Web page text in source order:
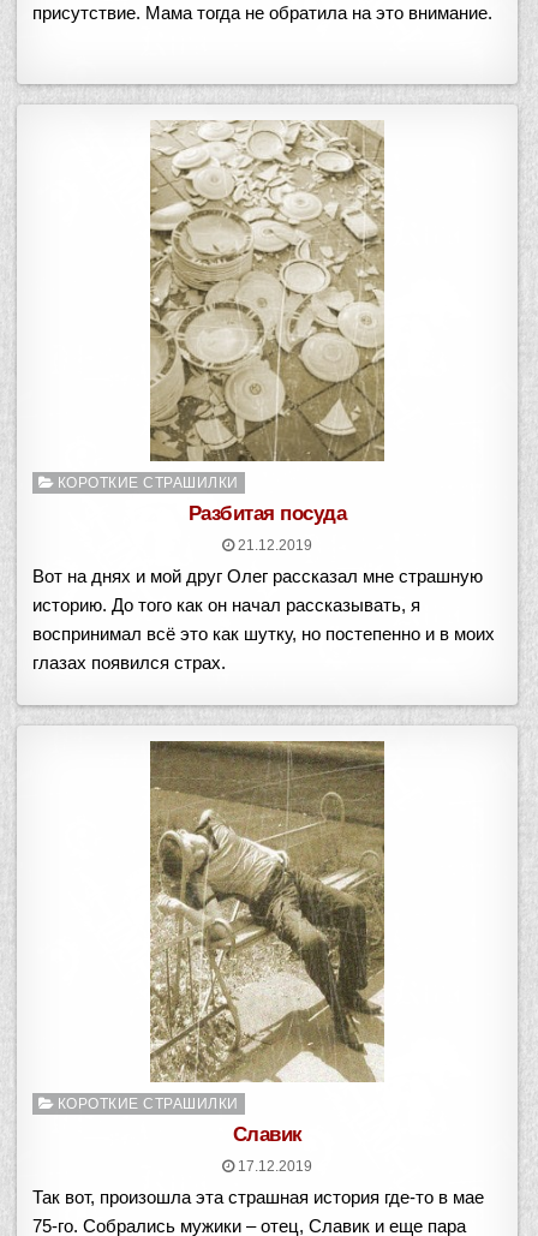
присутствие. Мама тогда не обратила на это внимание.
Опубликовано
КОРОТКИЕ СТРАШИЛКИ
Разбитая посуда
21.12.2019
Вот на днях и мой друг Олег рассказал мне страшную
историю. До того как он начал рассказывать, я
воспринимал всё это как шутку, но постепенно и в моих
глазах появился страх.
Опубликовано
КОРОТКИЕ СТРАШИЛКИ
Славик
17.12.2019
Так вот, произошла эта страшная история где-то в мае
75-го. Собрались мужики – отец, Славик и еще пара